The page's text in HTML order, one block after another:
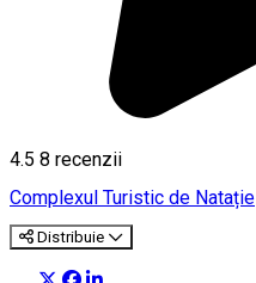
4.5 8 recenzii
Complexul Turistic de Natație
Distribuie